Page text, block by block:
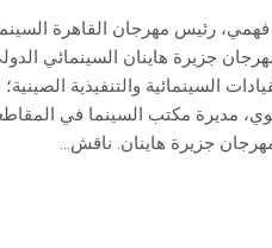
رئيس مهرجان القاهرة
السينمائية والتنفيذية
مديرة مكتب السينما في
جزيرة هاينان. ناقش...